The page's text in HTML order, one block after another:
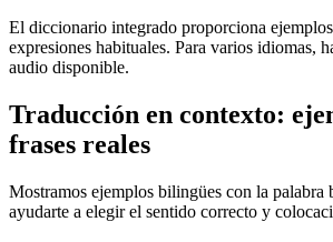
El diccionario integrado proporciona
expresiones habituales. Para varios idiomas,
audio disponible.
Traducción en contexto:
frases reales
Mostramos ejemplos bilingües con la palabra
ayudarte a elegir el sentido correcto y